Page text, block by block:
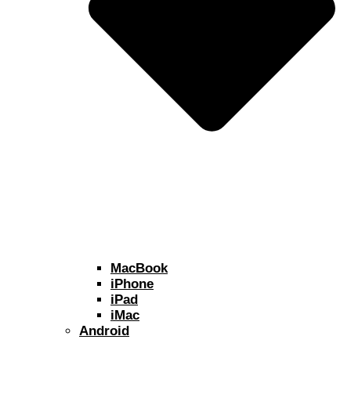
MacBook
iPhone
iPad
iMac
Android